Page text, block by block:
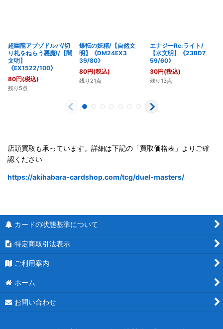
超幽龍アブゾドルバ/切
り札をねらう悪魔!/【闇
文明】
《EX1522/100》
80円(税込)
残り5点
爆転の妖精/【自然文
明】《DM24EX3
39/80》
80円(税込)
残り21点
エナジーRe:ライト/
【水文明】《23BD7
59/60》
30円(税込)
残り13点
店頭買取も承っています。詳細は下記の「買取価格表」よりご確
認ください
https://akihabara-cardshop.com/tcg/duel-masters/
カードの状態基準について
特定商取引法表示
ご利用案内
ホーム
お問い合わせ